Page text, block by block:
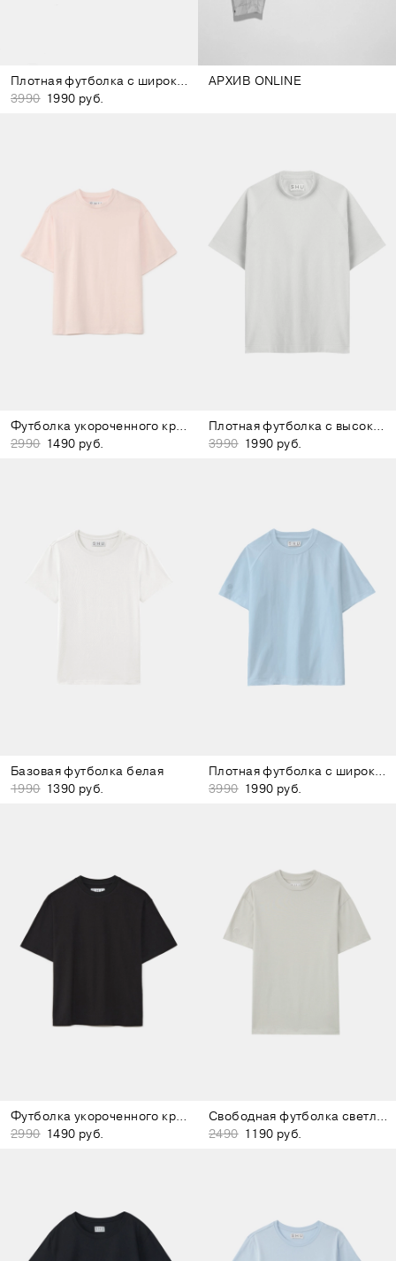
Плотная футболка с широким воротом фиолетовая
3990 1990 руб.
АРХИВ ONLINE
Футболка укороченного кроя розовая
2990 1490 руб.
Плотная футболка с высоким воротом светло-серая
3990 1990 руб.
Базовая футболка белая
1990 1390 руб.
Плотная футболка с широким воротом серо-голубая
3990 1990 руб.
Футболка укороченного кроя чёрная
2990 1490 руб.
Свободная футболка светло-серая
2490 1190 руб.